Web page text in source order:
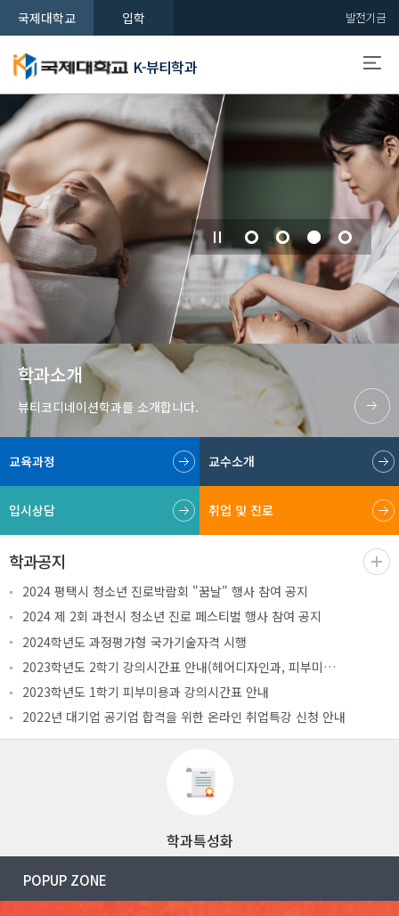
국제대학교 입학 발전기금
K-뷰티학과
학과소개
뷰티코디네이션학과를 소개합니다.
교육과정 교수소개
입시상담 취업 및 진로
학과공지
2024 평택시 청소년 진로박람회 "꿈날" 행사 참여 공지
2024 제 2회 과천시 청소년 진로 페스티벌 행사 참여 공지
2024학년도 과정평가형 국가기술자격 시행
2023학년도 2학기 강의시간표 안내(헤어디자인과, 피부미용과, 방송..
2023학년도 1학기 피부미용과 강의시간표 안내
2022년 대기업 공기업 합격을 위한 온라인 취업특강 신청 안내
학과특성화
POPUP ZONE